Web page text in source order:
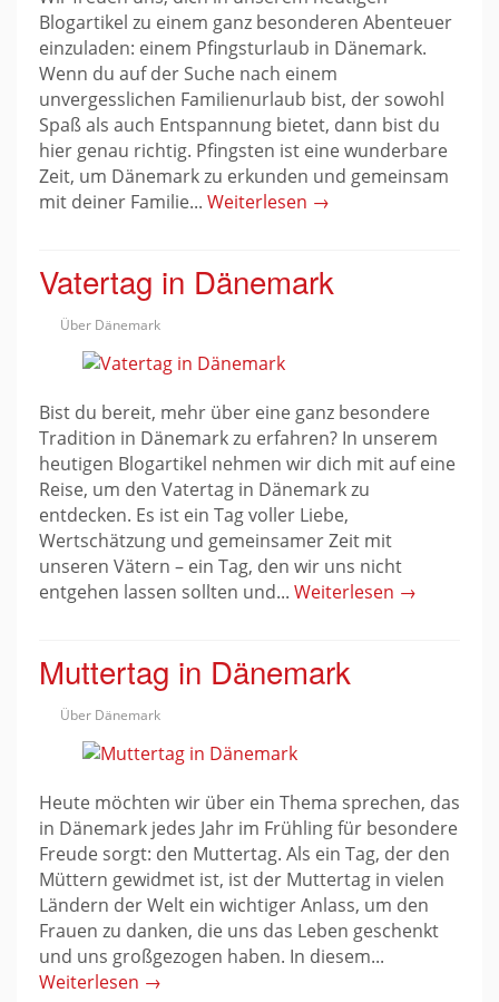
Blogartikel zu einem ganz besonderen Abenteuer
einzuladen: einem Pfingsturlaub in Dänemark.
Wenn du auf der Suche nach einem
unvergesslichen Familienurlaub bist, der sowohl
Spaß als auch Entspannung bietet, dann bist du
hier genau richtig. Pfingsten ist eine wunderbare
Zeit, um Dänemark zu erkunden und gemeinsam
mit deiner Familie... Weiterlesen →
Vatertag in Dänemark
Über Dänemark
Bist du bereit, mehr über eine ganz besondere
Tradition in Dänemark zu erfahren? In unserem
heutigen Blogartikel nehmen wir dich mit auf eine
Reise, um den Vatertag in Dänemark zu
entdecken. Es ist ein Tag voller Liebe,
Wertschätzung und gemeinsamer Zeit mit
unseren Vätern – ein Tag, den wir uns nicht
entgehen lassen sollten und... Weiterlesen →
Muttertag in Dänemark
Über Dänemark
Heute möchten wir über ein Thema sprechen, das
in Dänemark jedes Jahr im Frühling für besondere
Freude sorgt: den Muttertag. Als ein Tag, der den
Müttern gewidmet ist, ist der Muttertag in vielen
Ländern der Welt ein wichtiger Anlass, um den
Frauen zu danken, die uns das Leben geschenkt
und uns großgezogen haben. In diesem...
Weiterlesen →